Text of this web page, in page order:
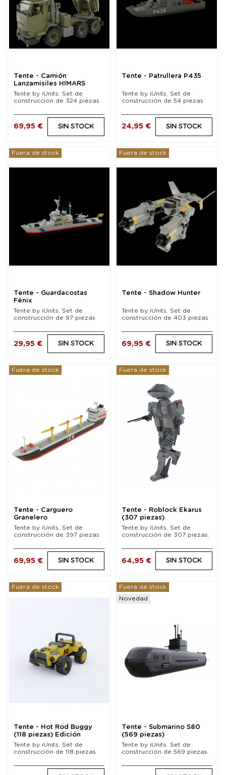
Tente - Camión
Lanzamisiles HIMARS
Tente by iUnits. Set de
construcción de 324 piezas
69,95 € SIN STOCK
Tente - Patrullera P435
Tente by iUnits. Set de
construcción de 54 piezas
24,95 € SIN STOCK
Fuera de stock
Tente - Guardacostas
Fénix
Tente by iUnits. Set de
construcción de 97 piezas
29,95 € SIN STOCK
Fuera de stock
Tente - Shadow Hunter
Tente by iUnits. Set de
construcción de 403 piezas
69,95 € SIN STOCK
Fuera de stock
Tente - Carguero
Granelero
Tente by iUnits. Set de
construcción de 397 piezas
69,95 € SIN STOCK
Fuera de stock
Tente - Roblock Ekarus
(307 piezas)
Tente by iUnits. Set de
construcción de 307 piezas.
64,95 € SIN STOCK
Fuera de stock
Tente - Hot Rod Buggy
(118 piezas) Edición
Limitada
Tente by iUnits. Set de
construcción de 118 piezas
Fuera de stock
Novedad
Tente - Submarino S80
(569 piezas)
Tente by iUnits. Set de
construcción de 569 piezas.